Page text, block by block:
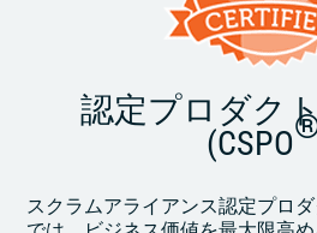
認定プロダク
(CSPO
スクラムアライアンス認定プロ